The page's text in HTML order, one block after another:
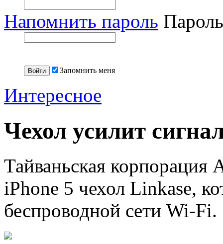
Напомнить пароль
Запомнить меня
Интересное
Чехол усилит
Тайваньская корпорация
iPhone 5 чехол Linkase,
беспроводной сети Wi-Fi.